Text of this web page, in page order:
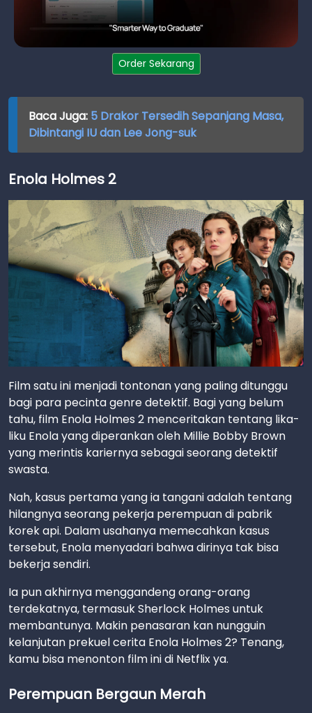
Order Sekarang
Baca Juga: 5 Drakor Tersedih Sepanjang Masa,
Dibintangi IU dan Lee Jong-suk
Enola Holmes 2
Film satu ini menjadi tontonan yang paling ditunggu
bagi para pecinta genre detektif. Bagi yang belum
tahu, film Enola Holmes 2 menceritakan tentang lika-
liku Enola yang diperankan oleh Millie Bobby Brown
yang merintis kariernya sebagai seorang detektif
swasta.
Nah, kasus pertama yang ia tangani adalah tentang
hilangnya seorang pekerja perempuan di pabrik
korek api. Dalam usahanya memecahkan kasus
tersebut, Enola menyadari bahwa dirinya tak bisa
bekerja sendiri.
Ia pun akhirnya menggandeng orang-orang
terdekatnya, termasuk Sherlock Holmes untuk
membantunya. Makin penasaran kan nungguin
kelanjutan prekuel cerita Enola Holmes 2? Tenang,
kamu bisa menonton film ini di Netflix ya.
Perempuan Bergaun Merah